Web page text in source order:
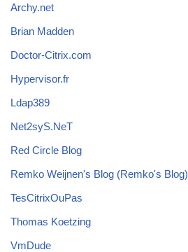
Archy.net
Brian Madden
Doctor-Citrix.com
Hypervisor.fr
Ldap389
Net2syS.NeT
Red Circle Blog
Remko Weijnen's Blog (Remko's Blog)
TesCitrixOuPas
Thomas Koetzing
VmDude